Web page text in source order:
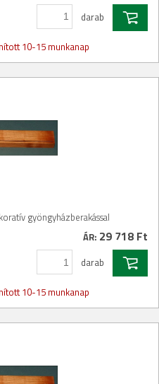
darab
10-15 munkanap
gyöngyházberakással
ÁR: 29 718 Ft
darab
10-15 munkanap